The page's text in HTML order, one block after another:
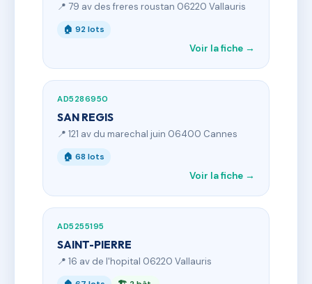
📍 79 av des freres roustan 06220 Vallauris
🏠 92 lots
Voir la fiche →
AD5286950
SAN REGIS
📍 121 av du marechal juin 06400 Cannes
🏠 68 lots
Voir la fiche →
AD5255195
SAINT-PIERRE
📍 16 av de l'hopital 06220 Vallauris